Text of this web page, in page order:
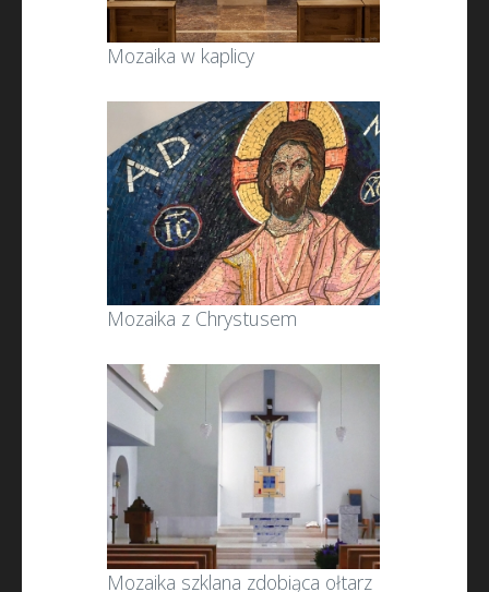
Mozaika w kaplicy
Mozaika z Chrystusem
Mozaika szklana zdobiąca ołtarz